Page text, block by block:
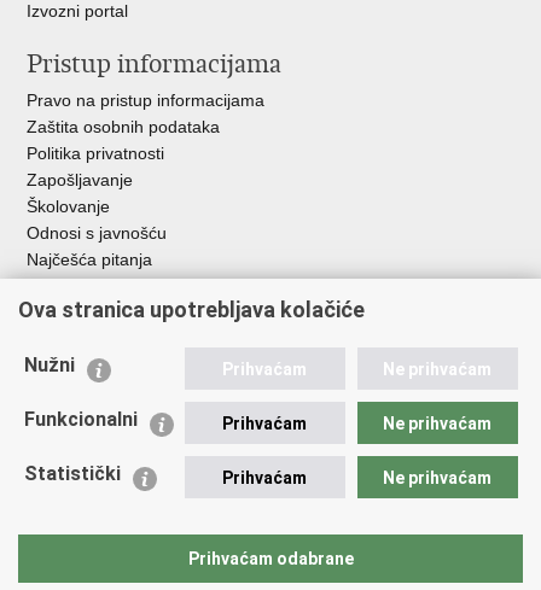
Izvozni portal
Pristup informacijama
Pravo na pristup informacijama
Zaštita osobnih podataka
Politika privatnosti
Zapošljavanje
Školovanje
Odnosi s javnošću
Najčešća pitanja
Važne poveznice
EMN Nacionalna kontaktna točka za Republiku Hrvatsku
Policijska akademija
Zaklada policijske solidarnosti
Sindikati
Ova stranica upotrebljava kolačiće
Nužni Prihvaćam Ne prihvaćam
Funkcionalni Prihvaćam Ne prihvaćam
Statistički Prihvaćam Ne prihvaćam
Prihvaćam odabrane